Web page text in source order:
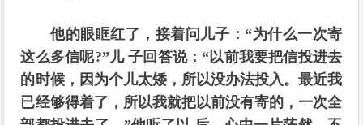
他的眼眶红了，接着问儿子：“为什么一次寄
这么多信呢?”儿 子回答说：“以前我要把信投进去
的时候，因为个儿太矮，所以没办法投入。最近我
已经够得着了，所以我就把以前没有寄的，一次全